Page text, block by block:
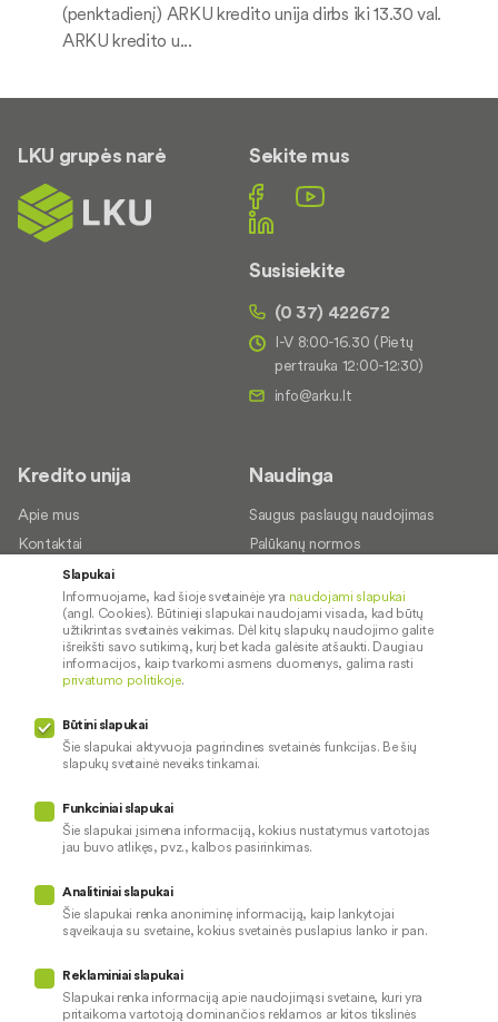
(penktadienį) ARKU kredito unija dirbs iki 13.30 val.
ARKU kredito u...
LKU grupės narė Sekite mus
Susisiekite
(0 37) 422672
I-V 8:00-16.30 (Pietų
pertrauka 12:00-12:30)
Kredito unija
Apie mus
Kontaktai
Karjera
Socialinė atsakomybė
Naudinga
Saugus paslaugų naudojimas
Palūkanų normos
įkainiai
Dokumentų santraukos
Diplomai
Pranešėjų apsauga
Privatumo politika
Naudojami slapukai
Pinigų plovimo prevencija
Skundų nagrinėjimas
Prieinamumo pareiškimas
Slapukai
Informuojame, kad šioje svetainėje yra naudojami slapukai
(angl. Cookies). Būtinieji slapukai naudojami visada, kad būtų
užtikrintas svetainės veikimas. Dėl kitų slapukų naudojimo galite
išreikšti savo sutikimą, kurį bet kada galėsite atšaukti. Daugiau
informacijos, kaip tvarkomi asmens duomenys, galima rasti
privatumo politikoje.
Būtini slapukai
Šie slapukai aktyvuoja pagrindines svetainės funkcijas. Be šių
slapukų svetainė neveiks tinkamai.
Funkciniai slapukai
Šie slapukai įsimena informaciją, kokius nustatymus vartotojas
jau buvo atlikęs, pvz., kalbos pasirinkimas.
Analitiniai slapukai
Šie slapukai renka anoniminę informaciją, kaip lankytojai
sąveikauja su svetaine, kokius svetainės puslapius lanko ir pan.
Reklaminiai slapukai
Slapukai renka informaciją apie naudojimąsi svetaine, kuri yra
pritaikoma vartotoją dominančios reklamos ar kitos tikslinės